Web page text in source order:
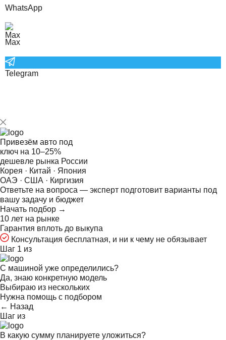
WhatsApp
Max
Telegram
Привезём авто под
ключ на 10–25%
дешевле рынка России
Корея · Китай · Япония
ОАЭ · США · Киргизия
Ответьте на вопроса — эксперт подготовит варианты под
вашу задачу и бюджет
Начать подбор →
10 лет на рынке
Гарантия вплоть до выкупа
Консультация бесплатная, и ни к чему не обязывает
Шаг 1 из
С машиной уже определились?
Да, знаю конкретную модель
Выбираю из нескольких
Нужна помощь с подбором
← Назад
Шаг из
В какую сумму планируете уложиться?